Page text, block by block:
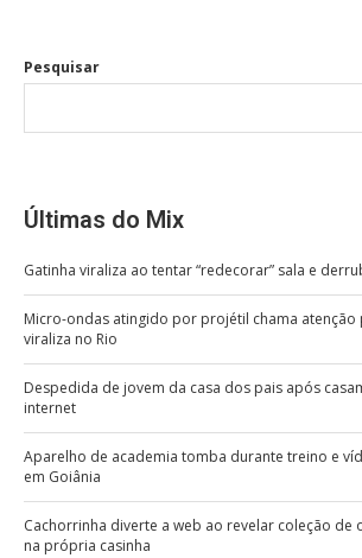
Pesquisar
Últimas do Mix
Gatinha viraliza ao tentar “redecorar” sala e
Micro-ondas atingido por projétil chama atenção
viraliza no Rio
Despedida de jovem da casa dos pais após
internet
Aparelho de academia tomba durante treino e
em Goiânia
Cachorrinha diverte a web ao revelar coleção de
na própria casinha